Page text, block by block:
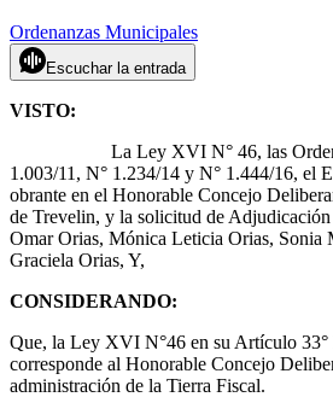
Ordenanzas Municipales
Escuchar la entrada
VISTO:
La Ley XVI N° 46, las
1.003/11, N° 1.234/14 y N° 1.444/16, el
obrante en el Honorable Concejo
de Trevelin, y la solicitud de Adjudicación
Omar Orias, Mónica Leticia Orias, Sonia
Graciela
CONSIDERANDO:
Que, la Ley XVI N°46 en su Artículo 33°
corresponde al Honorable Concejo
administración de la Tierra Fiscal.